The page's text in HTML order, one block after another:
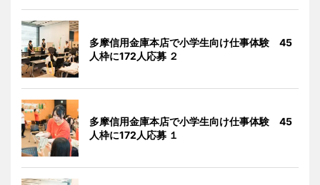
多摩信用金庫本店で小学生向け仕事体験 45
人枠に172人応募 ２
多摩信用金庫本店で小学生向け仕事体験 45
人枠に172人応募 １